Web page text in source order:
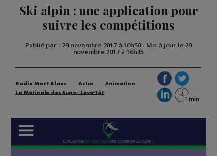
BIGARD
Ski alpin : une application pour
suivre les compétitions
Publié par - 29 novembre 2017 à 10h50- Mis à jour le 29
novembre 2017 à 16h35
Radio Mont Blanc Actus
Animation
La Matinale des Super Lève-Tôt